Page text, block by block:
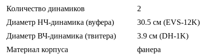
Количество динамиков
2
Диаметр НЧ-динамика (вуфера)
30.5 см (EVS-12K)
Диаметр ВЧ-динамика (твитера)
3.9 см (DH-1K)
Материал корпуса
фанера